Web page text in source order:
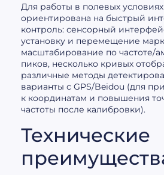
Для работы в полевых условиях
ориентирована на быстрый
контроль: сенсорный
установку и перемещение
масштабирование по частоте/
пиков, несколько кривых
различные методы
варианты с GPS/Beidou (для
к координатам и повышения
частоты после калибровки).
Технические